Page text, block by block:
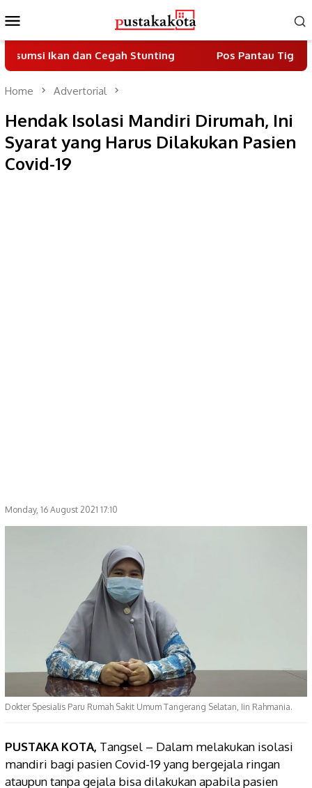
to
contentMenu
dan Cegah Stunting Pos Pantau Tiga Pilar
Home Advertorial
Hendak Isolasi Mandiri Dirumah, Ini
Syarat yang Harus Dilakukan Pasien
Covid-19
Monday, 16 August 2021 17:10
Dokter Spesialis Paru Rumah Sakit Umum Tangerang Selatan, Iin Rahmania.
PUSTAKA KOTA, Tangsel – Dalam melakukan isolasi
mandiri bagi pasien Covid-19 yang bergejala ringan
ataupun tanpa gejala bisa dilakukan apabila pasien